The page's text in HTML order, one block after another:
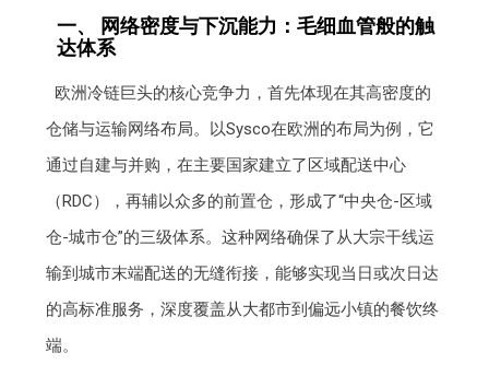
一、 网络密度与下沉能力：毛细血管般的触
达体系
欧洲冷链巨头的核心竞争力，首先体现在其高密度的
仓储与运输网络布局。以Sysco在欧洲的布局为例，它
通过自建与并购，在主要国家建立了区域配送中心
（RDC），再辅以众多的前置仓，形成了“中央仓-区域
仓-城市仓”的三级体系。这种网络确保了从大宗干线运
输到城市末端配送的无缝衔接，能够实现当日或次日达
的高标准服务，深度覆盖从大都市到偏远小镇的餐饮终
端。